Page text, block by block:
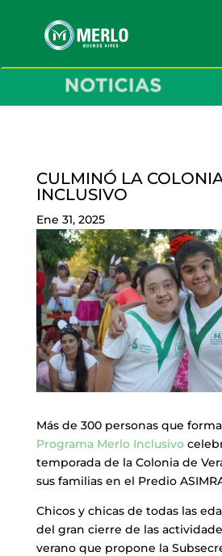
CULMINÓ LA
INCLUSIVO
Ene 31, 2025
Más de 300 personas que
Programa Merlo Inclusivo
temporada de la Colonia de
sus familias en el Predio
Chicos y chicas de todas las
del gran cierre de las
verano que propone la